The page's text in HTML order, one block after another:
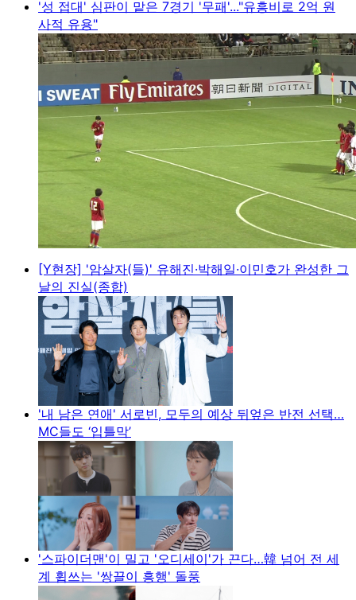
'성 접대' 심판이 맡은 7경기 '무패'..."유흥비로 2억 원
사적 유용"
[Y현장] '암살자(들)' 유해진·박해일·이민호가 완성한 그
날의 진실(종합)
'내 남은 연애' 서로빈, 모두의 예상 뒤엎은 반전 선택…
MC들도 ‘입틀막’
'스파이더맨'이 밀고 '오디세이'가 끈다…韓 넘어 전 세
계 휩쓰는 '쌍끌이 흥행' 돌풍